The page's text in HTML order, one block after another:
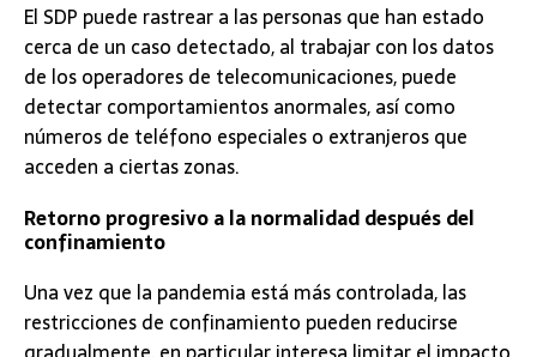
El SDP puede rastrear a las personas que han estado
cerca de un caso detectado, al trabajar con los datos
de los operadores de telecomunicaciones, puede
detectar comportamientos anormales, así como
números de teléfono especiales o extranjeros que
acceden a ciertas zonas.
Retorno progresivo a la normalidad después del
confinamiento
Una vez que la pandemia está más controlada, las
restricciones de confinamiento pueden reducirse